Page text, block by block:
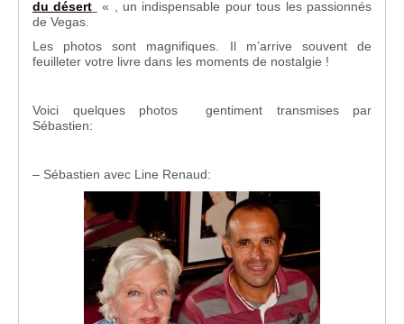
du désert
« , un indispensable pour tous les passionnés
de Vegas.
Les photos sont magnifiques. Il m’arrive souvent de
feuilleter votre livre dans les moments de nostalgie !
Voici quelques photos gentiment transmises par
Sébastien:
– Sébastien avec Line Renaud: